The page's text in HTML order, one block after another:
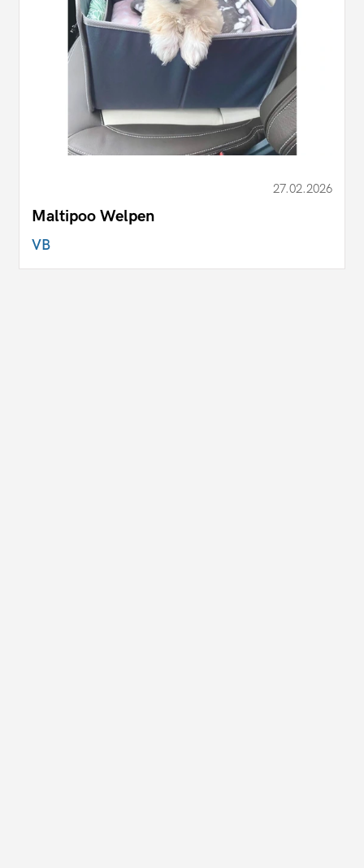
27.02.2026
Maltipoo Welpen
VB